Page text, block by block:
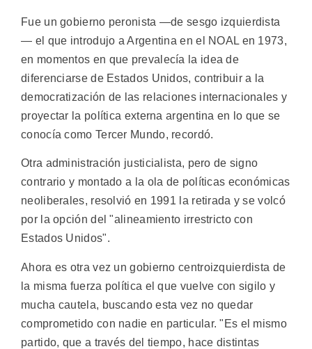
Fue un gobierno peronista —de sesgo izquierdista
— el que introdujo a Argentina en el NOAL en 1973,
en momentos en que prevalecía la idea de
diferenciarse de Estados Unidos, contribuir a la
democratización de las relaciones internacionales y
proyectar la política externa argentina en lo que se
conocía como Tercer Mundo, recordó.
Otra administración justicialista, pero de signo
contrario y montado a la ola de políticas económicas
neoliberales, resolvió en 1991 la retirada y se volcó
por la opción del "alineamiento irrestricto con
Estados Unidos".
Ahora es otra vez un gobierno centroizquierdista de
la misma fuerza política el que vuelve con sigilo y
mucha cautela, buscando esta vez no quedar
comprometido con nadie en particular. "Es el mismo
partido, que a través del tiempo, hace distintas